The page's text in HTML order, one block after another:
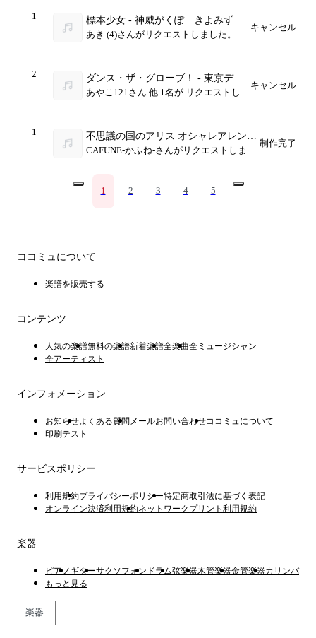
1
標本少女 - 神威がくぽ きよみず
あき (4)さんがリクエストしました。
キャンセル
2
ダンス・ザ・グローブ！ - 東京ディ
ズニーシー
あやこ121さん 他 1名が リクエストしま
キャンセル
1
不思議の国のアリス オシャレアレンジ
- 。
CAFUNE-かふね-さんがリクエストしまし
制作完了
1 2 3 4 5
ココミュについて
楽譜を販売する
コンテンツ
人気の楽譜無料の楽譜新着楽譜全楽曲全ミュージシャン
全アーティスト
インフォメーション
お知らせよくある質問 メールお問い合わせココミュについて
印刷テスト
サービスポリシー
利用規約プライバシーポリシー特定商取引法に基づく表記
オンライン決済利用規約ネットワークプリント利用規約
楽器
ピアノ ギターサクソフォン ドラム弦楽器木管楽器金管楽器カリンバ
もっと見る
楽器